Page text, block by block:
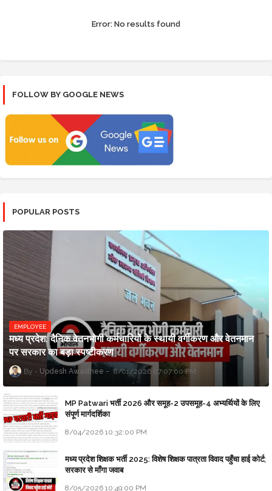
Error: No results found
FOLLOW BY GOOGLE NEWS
POPULAR POSTS
EMPLOYEE
मध्य प्रदेश: दैनिक वेतनभोगी कर्मचारियों के स्थायी वर्गीकरण और वेतनमान
पर सरकार का बड़ा स्पष्टीकरण
Updesh Awasthee 8/01/2026 07:07:00 PM
MP Patwari भर्ती 2026 और समूह-2 उपसमूह-4 अभ्यर्थियों के लिए
संपूर्ण मार्गदर्शिका
8/04/2026 10:32:00 PM
मध्य प्रदेश शिक्षक भर्ती 2025: विशेष शिक्षक पात्रता विवाद पहुँचा हाई कोर्ट;
सरकार से माँगा जवाब
8/05/2026 10:49:00 PM